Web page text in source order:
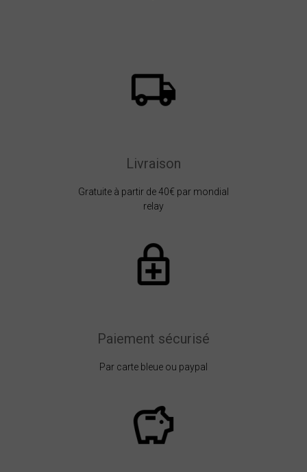
Livraison
Gratuite à partir de 40€ par mondial
relay
Paiement sécurisé
Par carte bleue ou paypal